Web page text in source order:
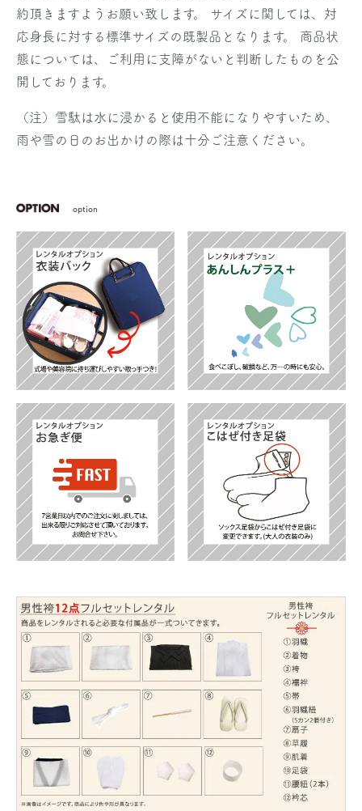
約頂きますようお願い致します。 サイズに関しては、対
応身長に対する標準サイズの既製品となります。 商品状
態については、ご利用に支障がないと判断したものを公
開しております。
（注）雪駄は水に浸かると使用不能になりやすいため、
雨や雪の日のお出かけの際は十分ご注意ください。
option